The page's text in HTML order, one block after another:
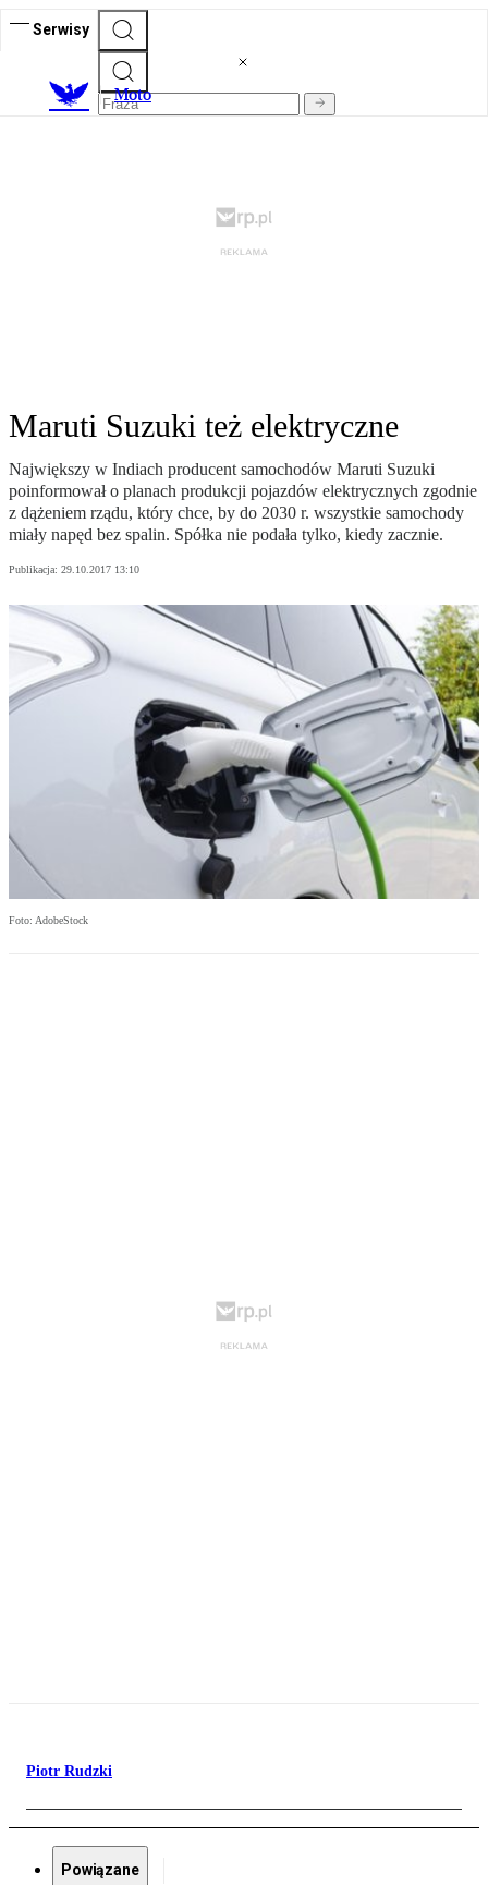
Serwisy
Moto
Maruti Suzuki też elektryczne
Największy w Indiach producent samochodów Maruti Suzuki
poinformował o planach produkcji pojazdów elektrycznych zgodnie
z dążeniem rządu, który chce, by do 2030 r. wszystkie samochody
miały napęd bez spalin. Spółka nie podała tylko, kiedy zacznie.
Publikacja: 29.10.2017 13:10
Foto: AdobeStock
Piotr Rudzki
Powiązane